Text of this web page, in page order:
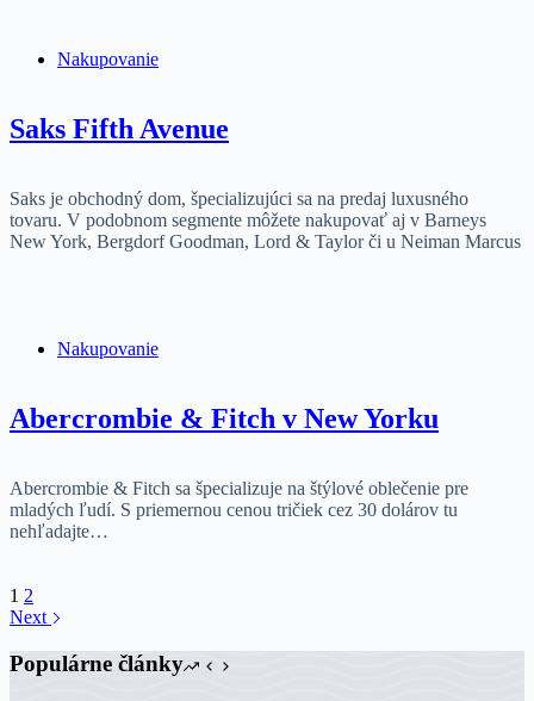
Nakupovanie
Saks Fifth Avenue
Saks je obchodný dom, špecializujúci sa na predaj luxusného
tovaru. V podobnom segmente môžete nakupovať aj v Barneys
New York, Bergdorf Goodman, Lord & Taylor či u Neiman Marcus
Nakupovanie
Abercrombie & Fitch v New Yorku
Abercrombie & Fitch sa špecializuje na štýlové oblečenie pre
mladých ľudí. S priemernou cenou tričiek cez 30 dolárov tu
nehľadajte…
1 2
Next
Populárne články